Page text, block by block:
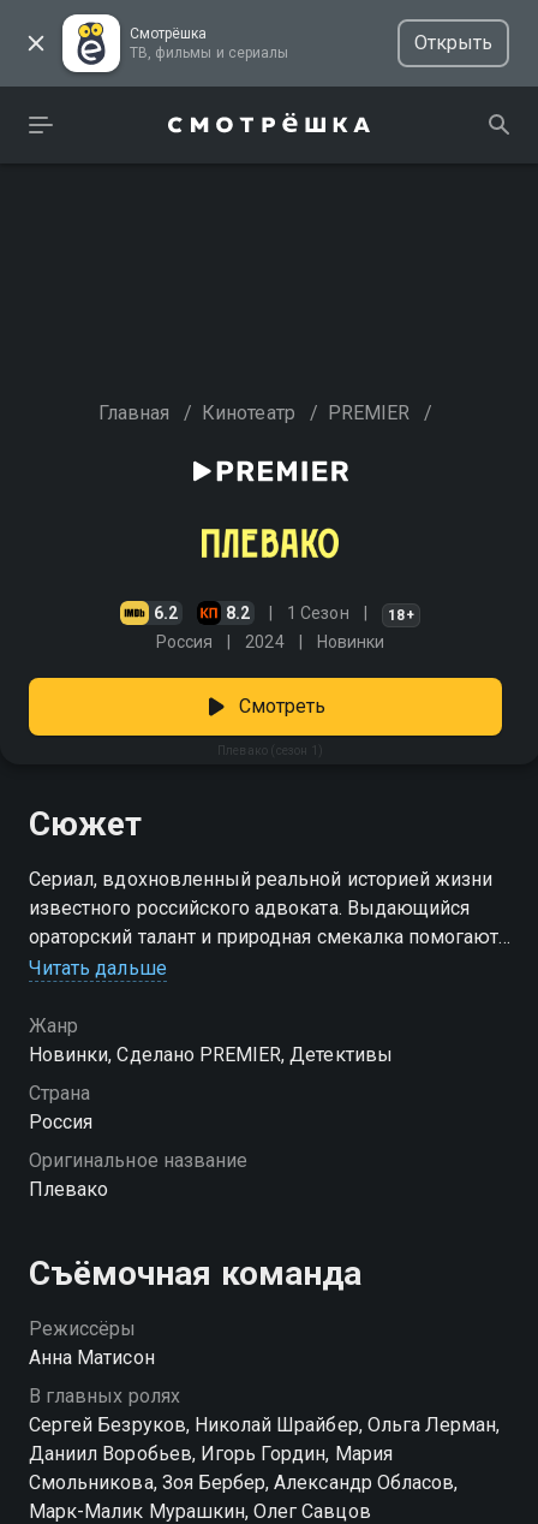
Смотрёшка
ТВ, фильмы и сериалы
Открыть
Главная / Кинотеатр / PREMIER /
6.2 8.2 1 Сезон 18+
Россия 2024 Новинки
Плевако (сезон 1)
Смотреть
Сюжет
Сериал, вдохновленный реальной историей жизни
известного российского адвоката. Выдающийся
ораторский талант и природная смекалка помогают
ему в пух и прах разносить обвинителей в суде, а
Николая Федоровича начинает рушиться: в его
конторе проводятся обыски, королева воровского
мира хочет ему отомстить, а внезапно вспыхнувшие
взаимные чувства к чужой жене рискуют
вопрос: как помогать людям и сохранить любовь,
если под угрозой твоя жизнь, карьера и репутация?
можете совершенно бесплатно в хорошем HD
Читать дальше
Жанр
Новинки, Сделано PREMIER, Детективы
Страна
Россия
Оригинальное название
Плевако
Съёмочная команда
Режиссёры
Анна Матисон
В главных ролях
Сергей Безруков, Николай Шрайбер, Ольга Лерман,
Даниил Воробьев, Игорь Гордин, Мария
Смольникова, Зоя Бербер, Александр Обласов,
Марк-Малик Мурашкин, Олег Савцов